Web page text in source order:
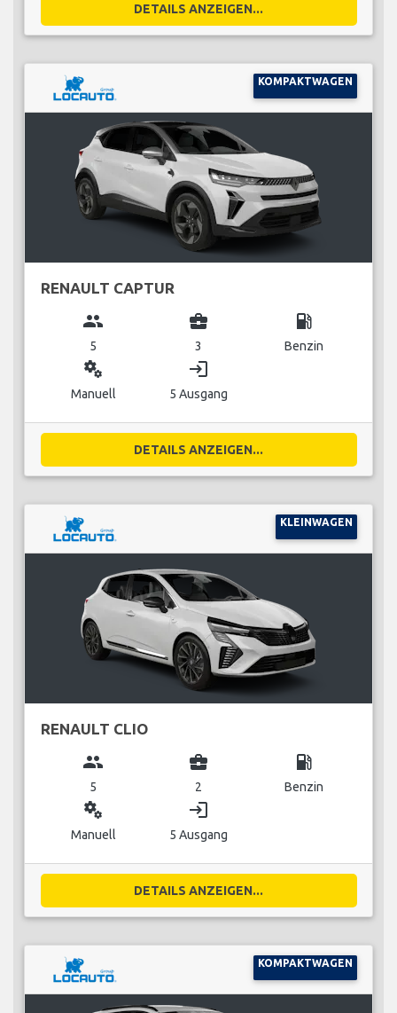
DETAILS ANZEIGEN...
KOMPAKTWAGEN
RENAULT CAPTUR
group
5
business_center
3
local_gas_station
Benzin
miscellaneous_services
Manuell
login
5 Ausgang
DETAILS ANZEIGEN...
KLEINWAGEN
RENAULT CLIO
group
5
business_center
2
local_gas_station
Benzin
miscellaneous_services
Manuell
login
5 Ausgang
DETAILS ANZEIGEN...
KOMPAKTWAGEN